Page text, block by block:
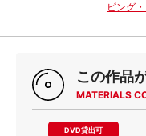
ビング
この作品
MATERIALS
DVD貸出可